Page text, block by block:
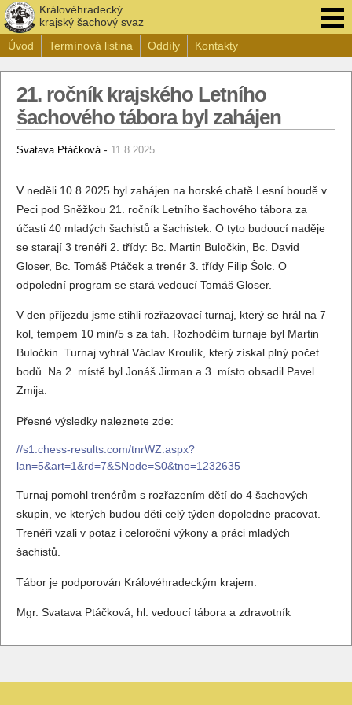
Královéhradecký
krajský šachový svaz
Úvod
Termínová listina Oddíly Kontakty
21. ročník krajského Letního
šachového tábora byl zahájen
Svatava Ptáčková - 11.8.2025
V neděli 10.8.2025 byl zahájen na horské chatě Lesní boudě v
Peci pod Sněžkou 21. ročník Letního šachového tábora za
účasti 40 mladých šachistů a šachistek. O tyto budoucí naděje
se starají 3 trenéři 2. třídy: Bc. Martin Buločkin, Bc. David
Gloser, Bc. Tomáš Ptáček a trenér 3. třídy Filip Šolc. O
odpolední program se stará vedoucí Tomáš Gloser.
V den příjezdu jsme stihli rozřazovací turnaj, který se hrál na 7
kol, tempem 10 min/5 s za tah. Rozhodčím turnaje byl Martin
Buločkin. Turnaj vyhrál Václav Kroulík, který získal plný počet
bodů. Na 2. místě byl Jonáš Jirman a 3. místo obsadil Pavel
Zmija.
Přesné výsledky naleznete zde:
//s1.chess-results.com/tnrWZ.aspx?
lan=5&art=1&rd=7&SNode=S0&tno=1232635
Turnaj pomohl trenérům s rozřazením dětí do 4 šachových
skupin, ve kterých budou děti celý týden dopoledne pracovat.
Trenéři vzali v potaz i celoroční výkony a práci mladých
šachistů.
Tábor je podporován Královéhradeckým krajem.
Mgr. Svatava Ptáčková, hl. vedoucí tábora a zdravotník